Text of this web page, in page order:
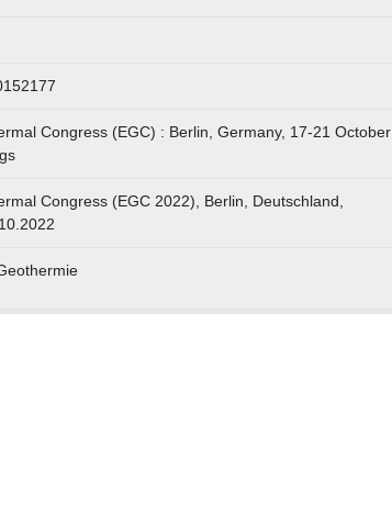
Congress (EGC) : Berlin, Germany, 17-21 October
Congress (EGC 2022), Berlin, Deutschland,